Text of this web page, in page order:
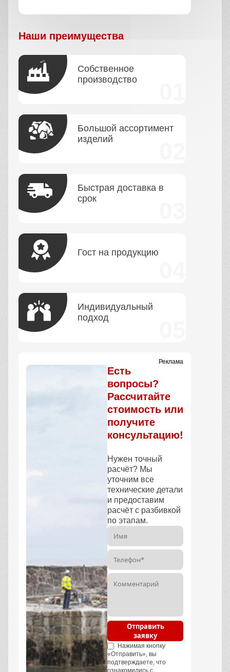
Наши преимущества
Собственное
производство
Большой ассортимент
изделий
Быстрая доставка в
срок
Гост на продукцию
Индивидуальный
подход
Реклама
Есть
вопросы?
Рассчитайте
стоимость или
получите
консультацию!
Нужен точный
расчёт? Мы
уточним все
технические детали
и предоставим
расчёт с разбивкой
по этапам.
Отправить
заявку
Нажимая кнопку
«Отправить», вы
подтверждаете, что